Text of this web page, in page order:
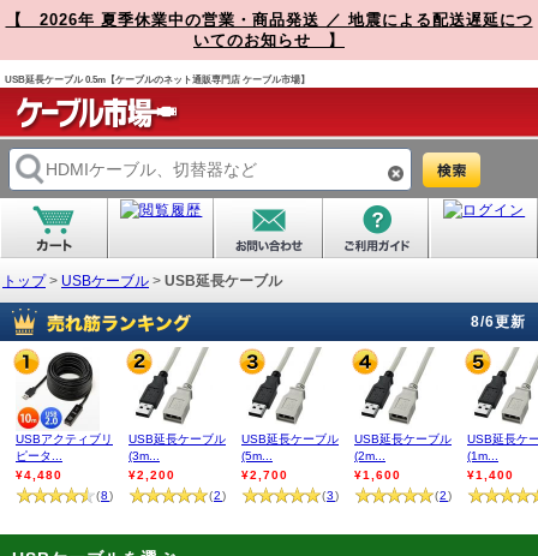
【 2026年 夏季休業中の営業・商品発送 ／ 地震による配送遅延につ
いてのお知らせ 】
USB延長ケーブル 0.5m【ケーブルのネット通販専門店 ケーブル市場】
トップ> USBケーブル > USB延長ケーブル
8/6更新
USBアクティブリ
ピータ...
¥4,480
(8)
USB延長ケーブル
(3m...
¥2,200
(2)
USB延長ケーブル
(5m...
¥2,700
(3)
USB延長ケーブル
(2m...
¥1,600
(2)
USB延長ケ
(1m...
¥1,400